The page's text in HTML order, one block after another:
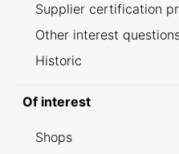
Supplier certification
Other interest
Historic
Of interest
Shops